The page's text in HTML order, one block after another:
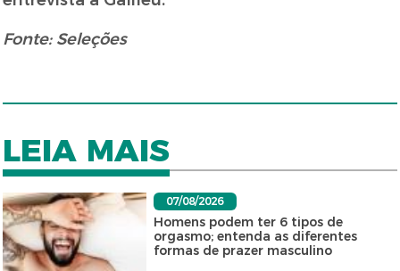
Fonte: Seleções
LEIA MAIS
07/08/2026
Homens podem ter 6 tipos de
orgasmo; entenda as diferentes
formas de prazer masculino